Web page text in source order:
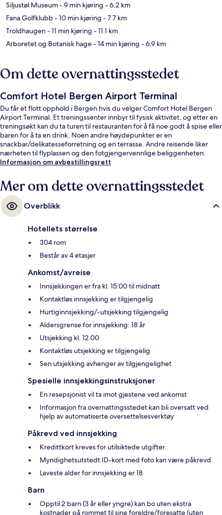
Siljustøl Museum- 9 min kjøring - 6.2 km
Fana Golfklubb- 10 min kjøring - 7.7 km
Troldhaugen- 11 min kjøring - 11.1 km
Arboretet og Botanisk hage- 14 min kjøring - 6.9 km
Om dette overnattingsstedet
Comfort Hotel Bergen Airport Terminal
Du får et flott opphold i Bergen hvis du velger Comfort Hotel Bergen
Airport Terminal. Et treningssenter innbyr til fysisk aktivitet, og etter en
treningsøkt kan du ta turen til restauranten for å få noe godt å spise eller
baren for å ta en drink. Noen andre høydepunkter er en
snackbar/delikatesseforretning og en terrasse. Andre reisende liker
nærheten til flyplassen og den fotgjengervennlige beliggenheten.
Informasjon om avbestillingsrett
Mer om dette overnattingsstedet
Overblikk
Hotellets størrelse
304 rom
Består av 4 etasjer
Ankomst/avreise
Innsjekkingen er fra kl. 15.00 til midnatt
Kontaktløs innsjekking er tilgjengelig
Hurtiginnsjekking/-utsjekking tilgjengelig
Aldersgrense for innsjekking: 18 år
Utsjekking kl. 12.00
Kontaktløs utsjekking er tilgjengelig
Sen utsjekking avhenger av tilgjengelighet
Spesielle innsjekkingsinstruksjoner
En resepsjonist vil ta imot gjestene ved ankomst
Informasjon fra overnattingsstedet kan bli oversatt ved
hjelp av automatiserte oversettelsesverktøy
Påkrevd ved innsjekking
Kredittkort kreves for utilsiktede utgifter
Myndighetsutstedt ID-kort med foto kan være påkrevd
Laveste alder for innsjekking er 18
Barn
Opptil 2 barn (3 år eller yngre) kan bo uten ekstra
kostnader på rommet til sine foreldre/foresatte (uten